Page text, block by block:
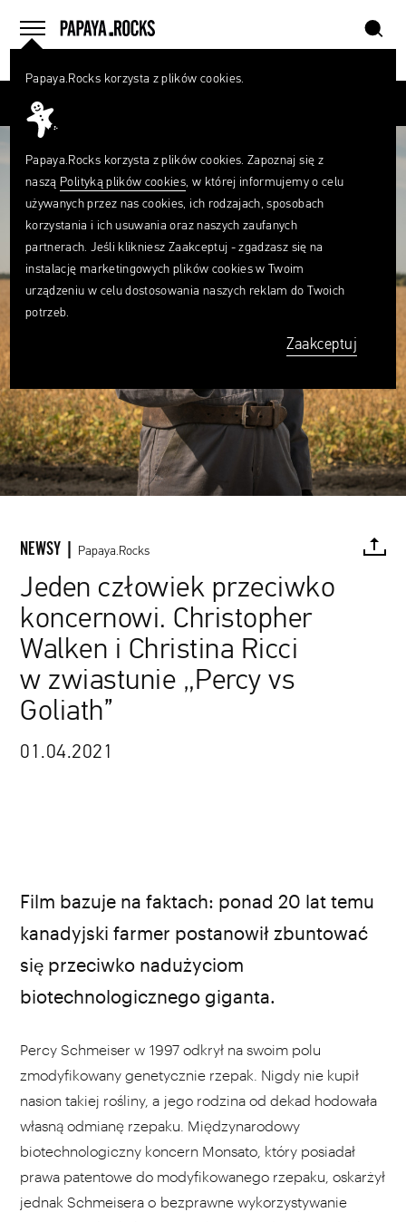
menu
home szukaj
NEWSY | Papaya.Rocks
Jeden człowiek przeciwko
koncernowi. Christopher
Walken i Christina Ricci
w zwiastunie „Percy vs
Goliath”
01.04.2021
FACEBOOK TWITTER PINTEREST
Film bazuje na faktach: ponad 20 lat temu
kanadyjski farmer postanowił zbuntować
się przeciwko nadużyciom
biotechnologicznego giganta.
Percy Schmeiser w 1997 odkrył na swoim polu
zmodyfikowany genetycznie rzepak. Nigdy nie kupił
nasion takiej rośliny, a jego rodzina od dekad hodowała
własną odmianę rzepaku. Międzynarodowy
biotechnologiczny koncern Monsato, który posiadał
prawa patentowe do modyfikowanego rzepaku, oskarżył
jednak Schmeisera o bezprawne wykorzystywanie
Papaya.Rocks korzysta z plików cookies.
Papaya.Rocks korzysta z plików cookies. Zapoznaj się z
naszą Polityką plików cookies, w której informujemy o celu
używanych przez nas cookies, ich rodzajach, sposobach
korzystania i ich usuwania oraz naszych zaufanych
partnerach. Jeśli klikniesz Zaakceptuj - zgadzasz się na
instalację marketingowych plików cookies w Twoim
urządzeniu w celu dostosowania naszych reklam do Twoich
potrzeb.
Zaakceptuj
Czego
szukasz?